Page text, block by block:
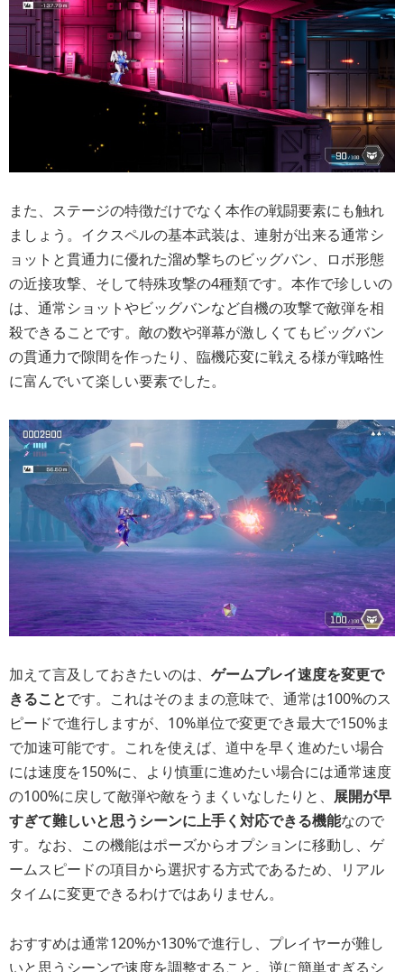
また、ステージの特徴だけでなく本作の戦闘要素にも触れ
ましょう。イクスペルの基本武装は、連射が出来る通常シ
ョットと貫通力に優れた溜め撃ちのビッグバン、ロボ形態
の近接攻撃、そして特殊攻撃の4種類です。本作で珍しいの
は、通常ショットやビッグバンなど自機の攻撃で敵弾を相
殺できることです。敵の数や弾幕が激しくてもビッグバン
の貫通力で隙間を作ったり、臨機応変に戦える様が戦略性
に富んでいて楽しい要素でした。
加えて言及しておきたいのは、 ゲームプレイ速度を変更で
きることです。これはそのままの意味で、通常は100%のス
ピードで進行しますが、10%単位で変更でき最大で150%ま
で加速可能です。これを使えば、道中を早く進めたい場合
には速度を150%に、より慎重に進めたい場合には通常速度
の100%に戻して敵弾や敵をうまくいなしたりと、 展開が早
すぎて難しいと思うシーンに上手く対応できる機能なので
す。なお、この機能はポーズからオプションに移動し、ゲ
ームスピードの項目から選択する方式であるため、リアル
タイムに変更できるわけではありません。
おすすめは通常120%か130%で進行し、プレイヤーが難し
いと思うシーンで速度を調整すること。逆に簡単すぎるシ